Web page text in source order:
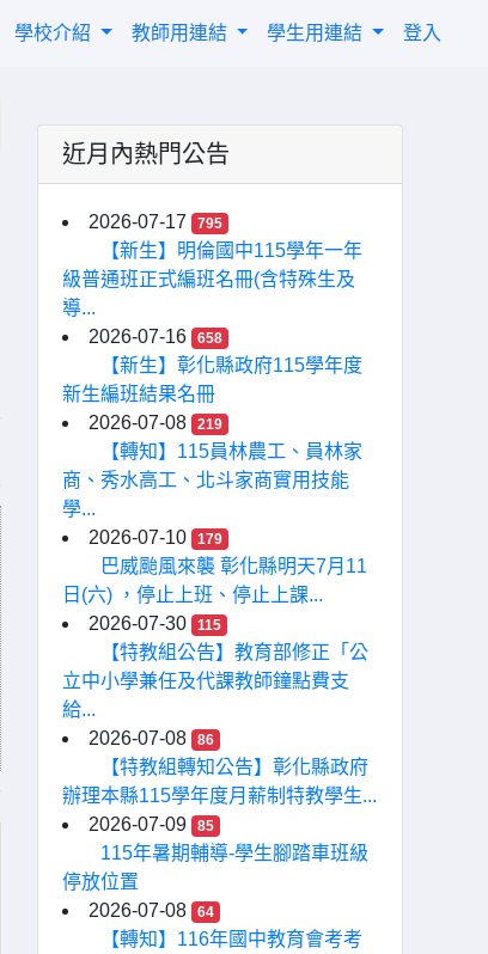
學校介紹 教師用連結 學生用連結 登入
近月內熱門公告
2026-07-17 795
【新生】明倫國中115學年一年
級普通班正式編班名冊(含特殊生及
導...
2026-07-16
658
【新生】彰化縣政府115學年度
新生編班結果名冊
2026-07-08
219
【轉知】115員林農工、員林家
商、秀水高工、北斗家商實用技能
學...
2026-07-10
179
巴威颱風來襲 彰化縣明天7月11
日(六) ，停止上班、停止上課...
2026-07-30
115
【特教組公告】教育部修正「公
立中小學兼任及代課教師鐘點費支
給...
2026-07-08
86
【特教組轉知公告】彰化縣政府
辦理本縣115學年度月薪制特教學生...
2026-07-09
85
115年暑期輔導-學生腳踏車班級
停放位置
2026-07-08
64
【轉知】116年國中教育會考考